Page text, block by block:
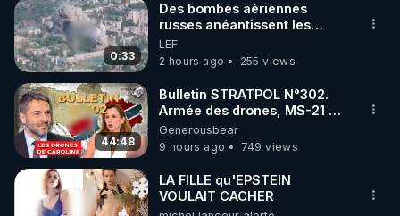
http://rgnr.li/news
🌱 VIDÉOS NON CENSURÉES SUR ODYSEE
Toutes les vidéos Youtube sont aussi sur la
http://rgnr.li/odysee
🌱 LES STAGES EN PRÉSENTIEL
0:33
Des bombes aériennes
russes anéantissent les
centres de contrôle de
drones de 3 brigades
ukrainienne
LEF
2 hours ago
255 views
44:48
Bulletin STRATPOL N°302.
Armée des drones, MS-21 en
série, missiles coréens.
07.08.2026.
Generousbear
9 hours ago
749 views
LA FILLE qu'EPSTEIN
VOULAIT CACHER